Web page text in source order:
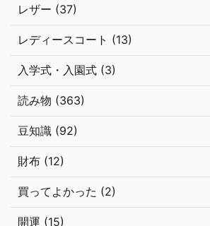
レザー (37)
レディースコート (13)
入学式・入園式 (3)
読み物 (363)
豆知識 (92)
財布 (12)
買ってよかった (2)
開運 (15)